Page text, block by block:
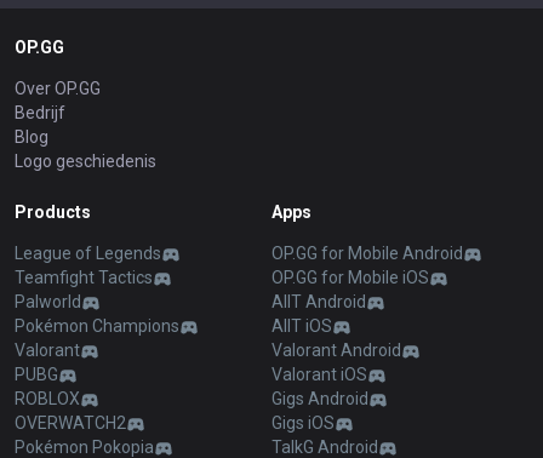
OP.GG
Over OP.GG
Bedrijf
Blog
Logo geschiedenis
Products
League of Legends
Teamfight Tactics
Palworld
Pokémon Champions
Valorant
PUBG
ROBLOX
OVERWATCH2
Pokémon Pokopia
Apps
OP.GG for Mobile Android
OP.GG for Mobile iOS
AllT Android
AllT iOS
Valorant Android
Valorant iOS
Gigs Android
Gigs iOS
TalkG Android